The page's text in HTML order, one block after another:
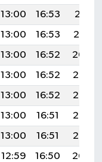
13:00 16:53
20:11
13:00 16:53
20:10
13:00 16:52
20:09
13:00 16:52
20:08
13:00 16:52
20:07
13:00 16:51
20:06
13:00 16:51
20:05
12:59 16:50
20:04